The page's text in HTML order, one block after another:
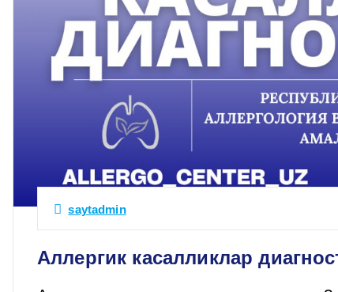
saytadmin
Аллергик касалликлар